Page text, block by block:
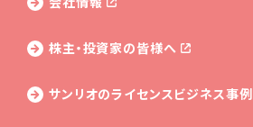
株主・投資家の皆様へ
サンリオのライセンスビジネス事例